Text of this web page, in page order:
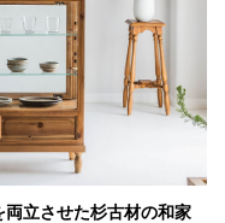
立させた杉古材の和家